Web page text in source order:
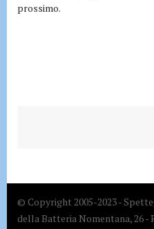
prossimo.
© Copyright 2005-2023 -
della Batteria Nomentana, 26 -